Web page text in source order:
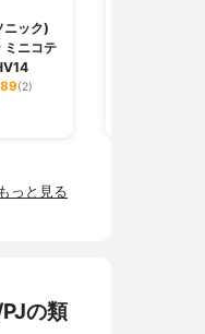
ック)
ミニコテ
(2)
っと見る
の類